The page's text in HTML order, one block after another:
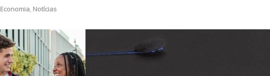
Economia, Notícias